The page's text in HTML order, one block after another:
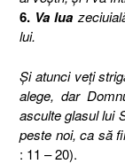
6. Va lua
lui.
Şi atunci veţi
alege, dar
asculte glasul lui
peste noi, ca să
: 11 – 20).